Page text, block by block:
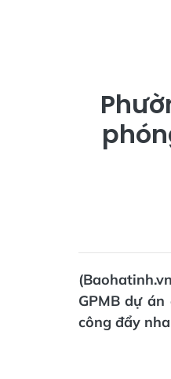
GPMB dự
công đẩy